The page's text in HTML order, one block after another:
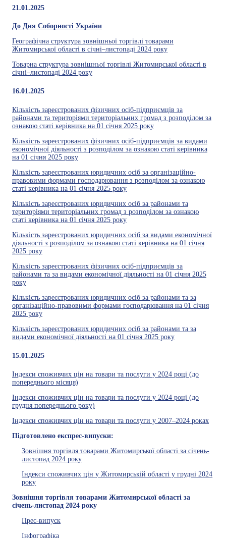
21.01.2025
До Дня Соборності України
Географічна структура зовнішньої торгівлі товарами
Житомирської області в січні–листопаді 2024 року
Товарна структура зовнішньої торгівлі Житомирської області в
січні–листопаді 2024 року
16.01.2025
Кількість зареєстрованих фізичних осіб-підприємців за
районами та територіями територіальних громад з розподілом за
ознакою статі керівника на 01 січня 2025 року
Кількість зареєстрованих фізичних осіб-підприємців за видами
економічної діяльності з розподілом за ознакою статі керівника
на 01 січня 2025 року
Кількість зареєстрованих юридичних осіб за організаційно-
правовими формами господарювання з розподілом за ознакою
статі керівника на 01 січня 2025 року
Кількість зареєстрованих юридичних осіб за районами та
територіями територіальних громад з розподілом за ознакою
статі керівника на 01 січня 2025 року
Кількість зареєстрованих юридичних осіб за видами економічної
діяльності з розподілом за ознакою статі керівника на 01 січня
2025 року
Кількість зареєстрованих фізичних осіб-підприємців за
районами та за видами економічної діяльності на 01 січня 2025
року
Кількість зареєстрованих юридичних осіб за районами та за
організаційно-правовими формами господарювання на 01 січня
2025 року
Кількість зареєстрованих юридичних осіб за районами та за
видами економічної діяльності на 01 січня 2025 року
15.01.2025
Індекси споживчих цін на товари та послуги у 2024 році (до
попереднього місяця)
Індекси споживчих цін на товари та послуги у 2024 році (до
грудня попереднього року)
Індекси споживчих цін на товари та послуги у 2007–2024 роках
Підготовлено експрес-випуски:
Зовнішня торгівля товарами Житомирської області за січень-
листопад 2024 року
Індекси споживчих цін у Житомирській області у грудні 2024
року
Зовнішня торгівля товарами Житомирської області за
січень-листопад 2024 року
Прес-випуск
Інфографіка